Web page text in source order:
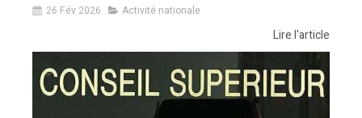
26 Fév 2026 Activité nationale
Lire l'article